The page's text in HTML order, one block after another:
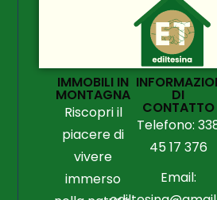
IMMOBILI IN
MONTAGNA
Riscopri il
piacere di
vivere
immerso
DI
CONTATTO
Telefono:
45 17 376
Email: